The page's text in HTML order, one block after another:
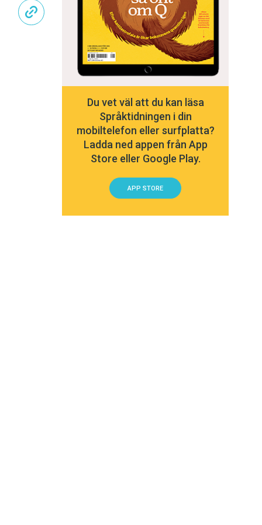
Du vet väl att du kan läsa
Språktidningen i din
mobiltelefon eller surfplatta?
Ladda ned appen från App
Store eller Google Play.
APP STORE